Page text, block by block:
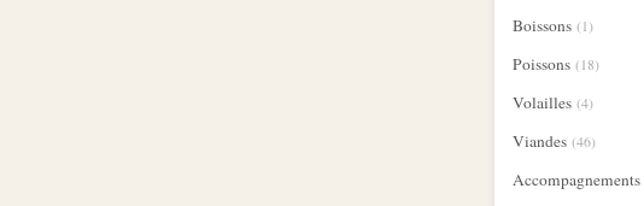
Boissons (1)
Poissons (18)
Volailles (4)
Viandes (46)
Accompagnements